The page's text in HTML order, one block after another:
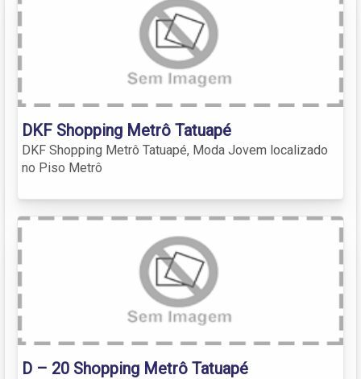
DKF Shopping Metrô Tatuapé
DKF Shopping Metrô Tatuapé, Moda Jovem localizado
no Piso Metrô
D – 20 Shopping Metrô Tatuapé